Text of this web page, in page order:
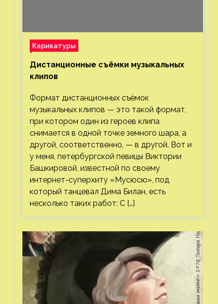
Карикатуры
Дистанционные съёмки музыкальных
клипов⁠⁠
Формат дистанционных съёмок
музыкальных клипов — это такой формат,
при котором один из героев клипа
снимается в одной точке земного шара, а
другой, соответственно, — в другой. Вот и
у меня, петербургской певицы Виктории
Башкировой, известной по своему
интернет-суперхиту «Мусюсю», под
который танцевал Дима Билан, есть
несколько таких работ: С […]